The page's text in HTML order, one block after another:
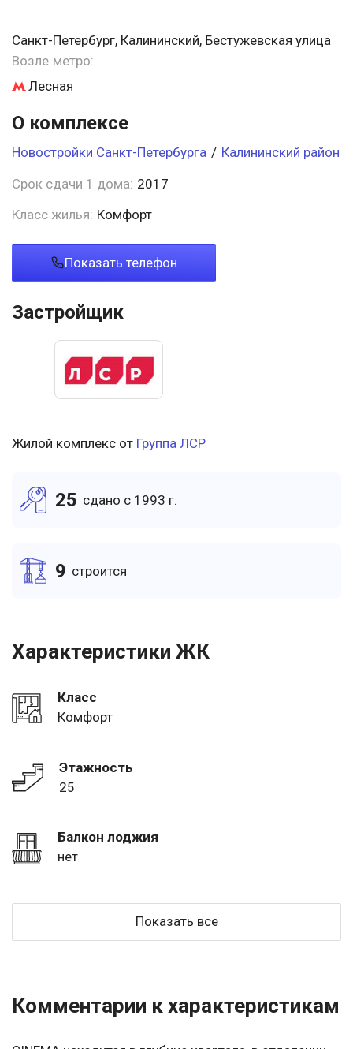
Санкт-Петербург, Калининский, Бестужевская улица
Возле метро:
Лесная
О комплексе
Новостройки Санкт-Петербурга / Калининский район
Срок сдачи 1 дома: 2017
Класс жилья: Комфорт
Показать телефон
Застройщик
Жилой комплекс от Группа ЛСР
25 cдано c 1993 г.
9 cтроится
Характеристики ЖК
Класс
Комфорт
Этажность
25
Балкон лоджия
нет
Показать все
Комментарии к характеристикам